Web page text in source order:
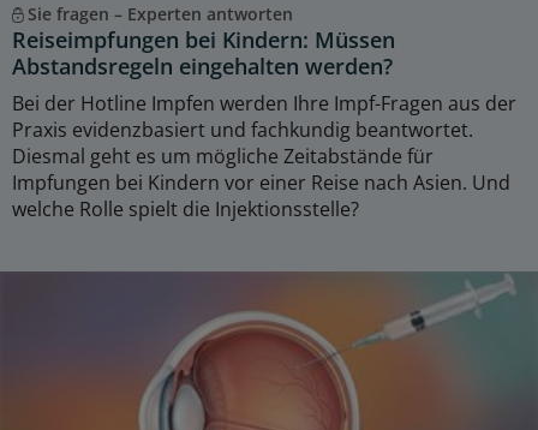
Sie fragen – Experten antworten
Reiseimpfungen bei Kindern: Müssen
Abstandsregeln eingehalten werden?
Bei der Hotline Impfen werden Ihre Impf-Fragen aus der
Praxis evidenzbasiert und fachkundig beantwortet.
Diesmal geht es um mögliche Zeitabstände für
Impfungen bei Kindern vor einer Reise nach Asien. Und
welche Rolle spielt die Injektionsstelle?